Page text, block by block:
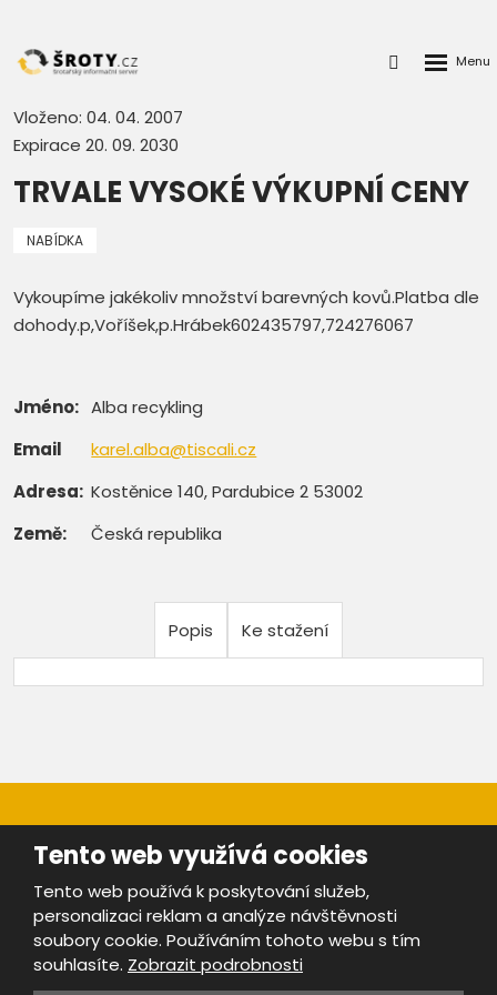
Přihlášení
Vloženo: 04. 04. 2007
Expirace 20. 09. 2030
TRVALE VYSOKÉ VÝKUPNÍ CENY
NABÍDKA
Vykoupíme jakékoliv množství barevných kovů.Platba dle
dohody.p,Voříšek,p.Hrábek602435797,724276067
Jméno: Alba recykling
Email
karel.alba@tiscali.cz
Adresa: Kostěnice 140, Pardubice 2 53002
Země:
Česká republika
Popis Ke stažení
Provozovatel portálu ŠROTY.cz je
Mapa stránek |Bezpečnost a ochrana osobních údajů
Podmínky použití
Tento web využívá cookies
Tento web používá k poskytování služeb,
personalizaci reklam a analýze návštěvnosti
soubory cookie. Používáním tohoto webu s tím
souhlasíte. Zobrazit podrobnosti